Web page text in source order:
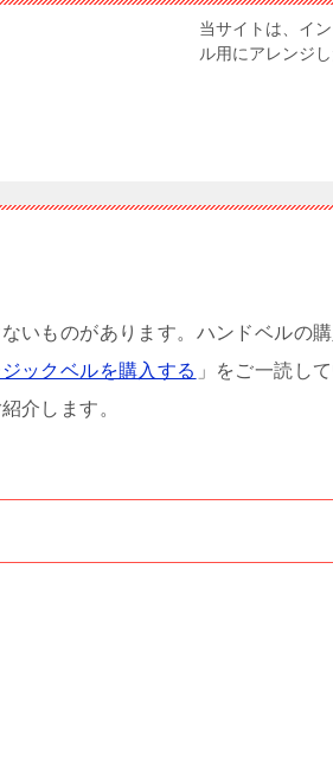
当サイトは、イ
ル用にアレンジ
いものがあります。ハンドベルの
ジックベルを購入する 」をご一読し
介します。